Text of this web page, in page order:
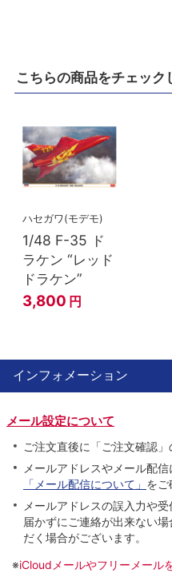
こちらの商品をチェッ
ハセガワ(モデモ)
1/48 F-35 ド
ラケン “レッド
ドラケン”
3,800 円
インフォメーション
メール設定について
ご注文直後に「ご注文確認」
メールアドレスやメール配
「メール配信について」 をご
メールアドレスの誤入力や
届かずにご連絡が出来ない
だく場合がございます。
※iCloudメールやフリーメール